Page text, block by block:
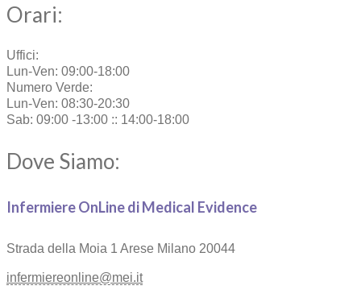
Orari:
Uffici:
Lun-Ven: 09:00-18:00
Numero Verde:
Lun-Ven: 08:30-20:30
Sab: 09:00 -13:00 :: 14:00-18:00
Dove Siamo:
Infermiere OnLine di Medical Evidence
Strada della Moia 1 Arese Milano 20044
infermiereonline@mei.it